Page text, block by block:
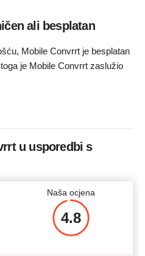
ali besplatan
Mobile Convrrt je besplatan
je Mobile Convrrt zaslužio
u usporedbi s
Naša ocjena
4.8